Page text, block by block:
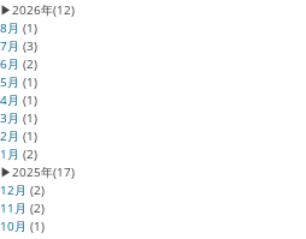
▶2026年(12)
8月 (1)
7月 (3)
6月 (2)
5月 (1)
4月 (1)
3月 (1)
2月 (1)
1月 (2)
▶2025年(17)
12月 (2)
11月 (2)
10月 (1)